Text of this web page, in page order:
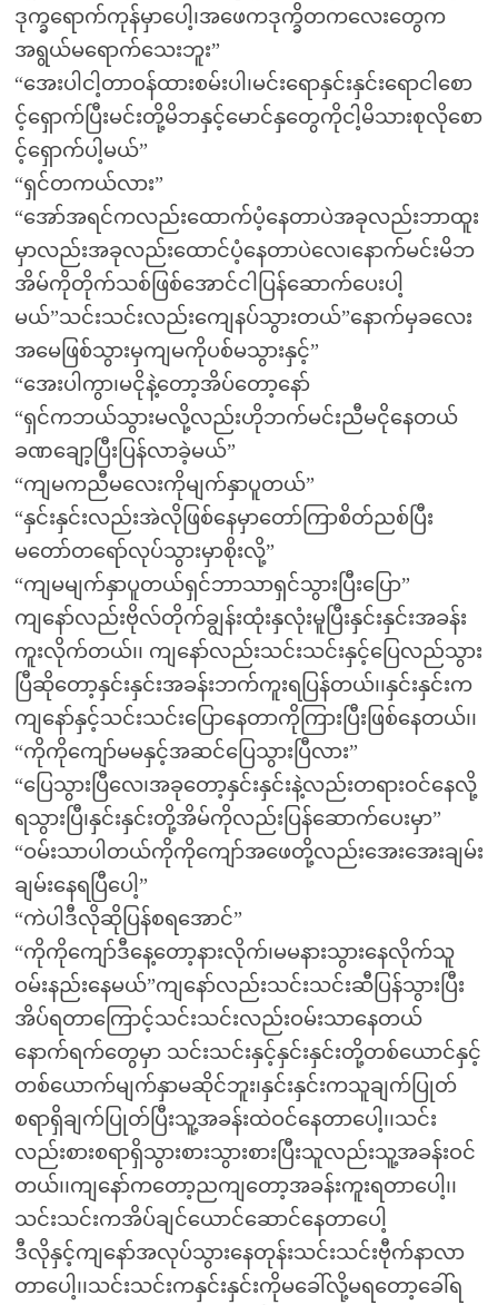
ဒုက္ခရောက်ကုန်မှာပေါ့၊အဖေကဒုက္ခိတကလေးတွေက
အရွယ်မရောက်သေးဘူး”
“အေးပါငါ့တာဝန်ထားစမ်းပါ၊မင်းရောနှင်းနှင်းရောငါစော
င့်ရှောက်ပြီးမင်းတို့မိဘနှင့်မောင်နှတွေကိုငါ့မိသားစုလိုစော
င့်ရှောက်ပါ့မယ်”
“ရှင်တကယ်လား”
“အော်အရင်ကလည်းထောက်ပံ့နေတာပဲအခုလည်းဘာထူး
မှာလည်းအခုလည်းထောင်ပံ့နေတာပဲလေ၊နောက်မင်းမိဘ
အိမ်ကိုတိုက်သစ်ဖြစ်အောင်ငါပြန်ဆောက်ပေးပါ့
မယ်”သင်းသင်းလည်းကျေနပ်သွားတယ်”နောက်မှခလေး
အမေဖြစ်သွားမှကျမကိုပစ်မသွားနှင့်”
“အေးပါကွာ၊မငိုနဲ့တော့အိပ်တော့နော်
“ရှင်ကဘယ်သွားမလို့လည်းဟိုဘက်မင်းညီမငိုနေတယ်
ခဏချော့ပြီးပြန်လာခဲ့မယ်”
“ကျမကညီမလေးကိုမျက်နှာပူတယ်”
“နှင်းနှင်းလည်းအဲလိုဖြစ်နေမှာတော်ကြာစိတ်ညစ်ပြီး
မတော်တရော်လုပ်သွားမှာစိုးလို့”
“ကျမမျက်နှာပူတယ်ရှင်ဘာသာရှင်သွားပြီးပြော”
ကျနော်လည်းဗိုလ်တိုက်ချွန်းထုံးနှလုံးမူပြီးနှင်းနှင်းအခန်း
ကူးလိုက်တယ်၊၊ ကျနော်လည်းသင်းသင်းနှင့်ပြေလည်သွား
ပြီဆိုတော့နှင်းနှင်းအခန်းဘက်ကူးရပြန်တယ်၊၊နှင်းနှင်းက
ကျနော်နှင့်သင်းသင်းပြောနေတာကိုကြားပြီးဖြစ်နေတယ်၊၊
“ကိုကိုကျော်မမနှင့်အဆင်ပြေသွားပြီလား”
“ပြေသွားပြီလေ၊အခုတော့နှင်းနှင်းနဲ့လည်းတရားဝင်နေလို့
ရသွားပြီ၊နှင်းနှင်းတို့အိမ်ကိုလည်းပြန်ဆောက်ပေးမှာ”
“ဝမ်းသာပါတယ်ကိုကိုကျော်အဖေတို့လည်းအေးအေးချမ်း
ချမ်းနေရပြီပေါ့”
“ကဲပါဒီလိုဆိုပြန်စရအောင်”
“ကိုကိုကျော်ဒီနေ့တော့နားလိုက်၊မမနားသွားနေလိုက်သူ
ဝမ်းနည်းနေမယ်”ကျနော်လည်းသင်းသင်းဆီပြန်သွားပြီး
အိပ်ရတာကြောင့်သင်းသင်းလည်းဝမ်းသာနေတယ်
နောက်ရက်တွေမှာ သင်းသင်းနှင့်နှင်းနှင်းတို့တစ်ယောင်နှင့်
တစ်ယောက်မျက်နှာမဆိုင်ဘူး၊နှင်းနှင်းကသူချက်ပြုတ်
စရာရှိချက်ပြုတ်ပြီးသူ့အခန်းထဲဝင်နေတာပေါ့၊၊သင်း
လည်းစားစရာရှိသွားစားသွားစားပြီးသူလည်းသူ့အခန်းဝင်
တယ်၊၊ကျနော်ကတော့ညကျတော့အခန်းကူးရတာပေါ့၊၊
သင်းသင်းကအိပ်ချင်ယောင်ဆောင်နေတာပေါ့
ဒီလိုနှင့်ကျနော်အလုပ်သွားနေတုန်းသင်းသင်းဗီုက်နာလာ
တာပေါ့၊၊သင်းသင်းကနှင်းနှင်းကိုမခေါ်လို့မရတော့ခေါ်ရ